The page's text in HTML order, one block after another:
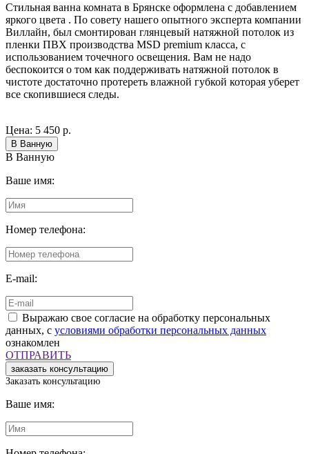
Стильная ванна комната в Брянске оформлена с добавлением
яркого цвета . По совету нашего опытного эксперта компании
Виллайн, был смонтирован глянцевый натяжной потолок из
пленки ПВХ производства MSD premium класса, с
использованием точечного освещения. Вам не надо
беспокоится о том как поддерживать натяжной потолок в
чистоте достаточно протереть влажной губкой которая уберет
все скопившиеся следы.
Цена: 5 450 р.
В Ванную
Ваше имя:
Номер телефона:
E-mail:
Выражаю свое согласие на обработку персональных
данных, с условиями обработки персональных данных
ознакомлен
ОТПРАВИТЬ
Заказать консультацию
Ваше имя: